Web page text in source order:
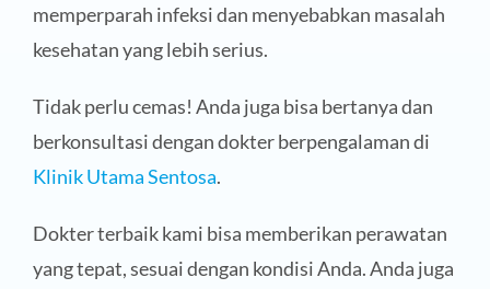
memperparah infeksi dan menyebabkan masalah
kesehatan yang lebih serius.
Tidak perlu cemas! Anda juga bisa bertanya dan
berkonsultasi dengan dokter berpengalaman di
Klinik Utama Sentosa.
Dokter terbaik kami bisa memberikan perawatan
yang tepat, sesuai dengan kondisi Anda. Anda juga